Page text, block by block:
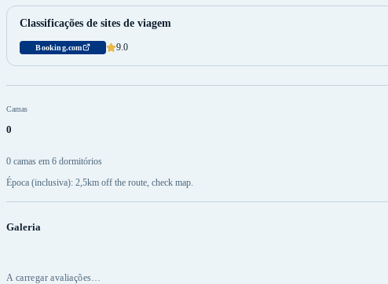
Classificações de sites de viagem
Booking.com 9.0
Camas
0
0 camas em 6 dormitórios
Época (inclusiva): 2,5km off the route, check map.
Galeria
A carregar avaliações…